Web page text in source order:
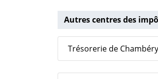
Autres centres des
Trésorerie de